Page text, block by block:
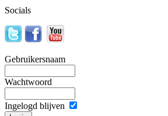
Socials
Gebruikersnaam
Wachtwoord
Ingelogd blijven